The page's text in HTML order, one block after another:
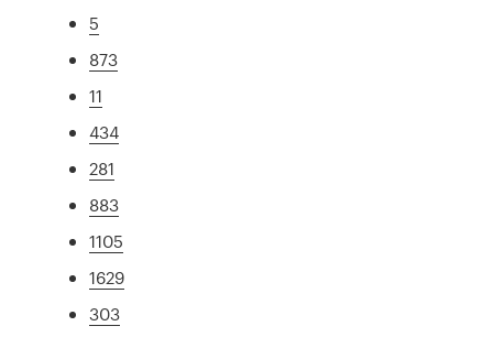
5
873
11
434
281
883
1105
1629
303